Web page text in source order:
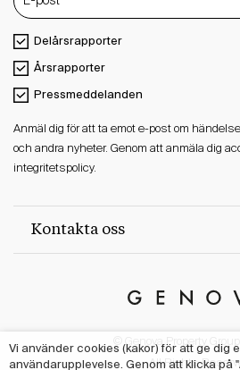
Delårsrapporter
Årsrapporter
Pressmeddelanden
Anmäl dig för att ta emot e-post om
och andra nyheter. Genom att anmäla dig
integritetspolicy.
Kontakta oss
Genova
Group
© Genova Property Group
All Rights
Vi använder cookies (kakor) för att ge dig
användarupplevelse. Genom att klicka på